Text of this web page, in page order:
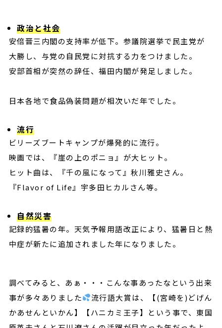
政治と社会
安倍晋三内閣の支持率が低下。参議院選挙で民主党が
大勝し、与党の自民党に対抗する力をつけました。
安部首相が突然の辞任、福田内閣が発足しました。
日本各地で食品偽装問題が相次いだ年でした。
流行
ビリーズブートキャンプが爆発的に流行。
映画では、『崖の上のポニョ』が大ヒット。
ヒット曲は、『千の風になって』秋川雅史さん。
『Flavor of Life』宇多田ヒカルさん等。
自然災害
記録的猛暑の年。天気予報用語改正により、猛暑日と熱
中症が新たに追加されました年になりました。
調べてみると、あぁ・・・こんな事あったなという出来
事が多々ありました
流行語大賞は、【(宮崎を)どげん
かあせんといかん】【ハニカミ王子】という事で、東国